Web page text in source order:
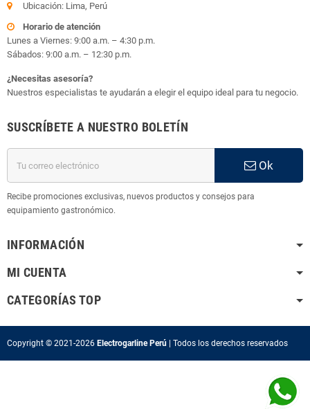
Ubicación: Lima, Perú
Horario de atención
Lunes a Viernes: 9:00 a.m. – 4:30 p.m.
Sábados: 9:00 a.m. – 12:30 p.m.
¿Necesitas asesoría?
Nuestros especialistas te ayudarán a elegir el equipo ideal para tu negocio.
SUSCRÍBETE A NUESTRO BOLETÍN
Ok
Recibe promociones exclusivas, nuevos productos y consejos para
equipamiento gastronómico.
INFORMACIÓN
MI CUENTA
CATEGORÍAS TOP
Copyright © 2021-2026 Electrogarline Perú | Todos los derechos reservados